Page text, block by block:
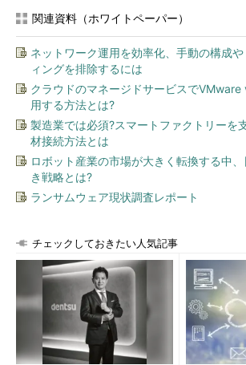
関連資料（ホワイトペーパー）
ネットワーク運用を効率化、手動の構成
ィングを排除するには
クラウドのマネージドサービスで
用する方法とは?
製造業では必須?スマートファクトリーを
材接続方法とは
ロボット産業の市場が大きく転換する中
き戦略とは?
ランサムウェア現状調査レポート
チェックしておきたい人気記事